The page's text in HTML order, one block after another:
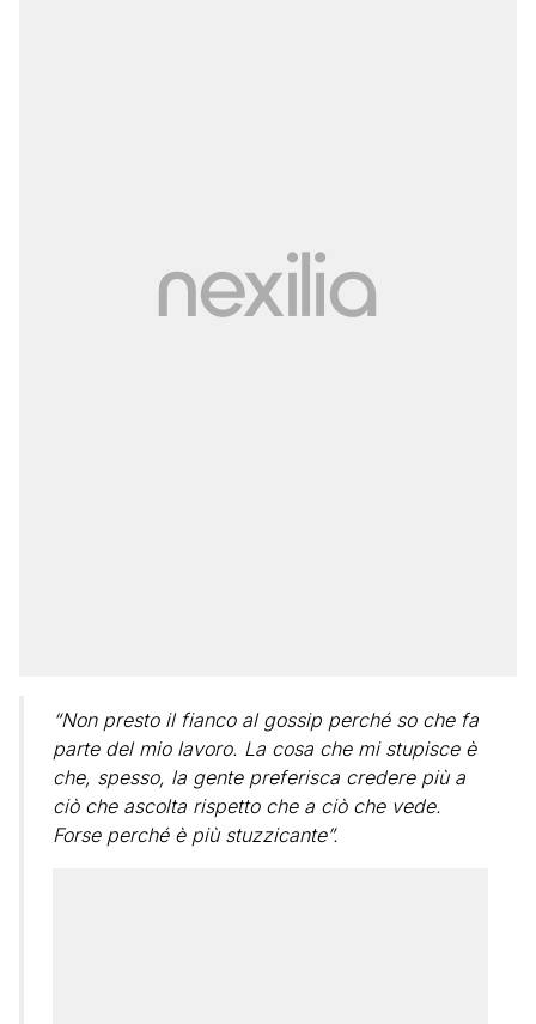
“Non presto il fianco al gossip perché so che fa
parte del mio lavoro. La cosa che mi stupisce è
che, spesso, la gente preferisca credere più a
ciò che ascolta rispetto che a ciò che vede.
Forse perché è più stuzzicante”.